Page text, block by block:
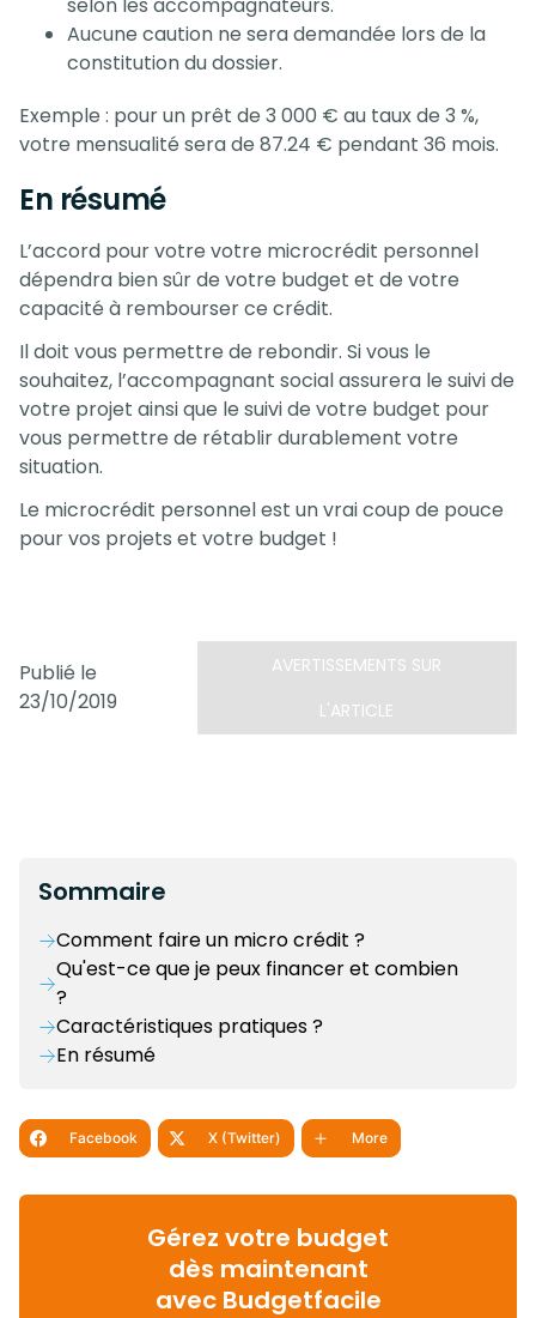
selon les accompagnateurs.
Aucune caution ne sera demandée lors de la
constitution du dossier.
Exemple : pour un prêt de 3 000 € au taux de 3 %,
votre mensualité sera de 87.24 € pendant 36 mois.
En résumé
L’accord pour votre votre microcrédit personnel
dépendra bien sûr de votre budget et de votre
capacité à rembourser ce crédit.
Il doit vous permettre de rebondir. Si vous le
souhaitez, l’accompagnant social assurera le suivi de
votre projet ainsi que le suivi de votre budget pour
vous permettre de rétablir durablement votre
situation.
Le microcrédit personnel est un vrai coup de pouce
pour vos projets et votre budget !
Publié le
23/10/2019
AVERTISSEMENTS SUR
L'ARTICLE
Sommaire
Comment faire un micro crédit ?
Qu'est-ce que je peux financer et combien
?
Caractéristiques pratiques ?
En résumé
Facebook X (Twitter) More
Gérez votre budget
dès maintenant
avec Budgetfacile